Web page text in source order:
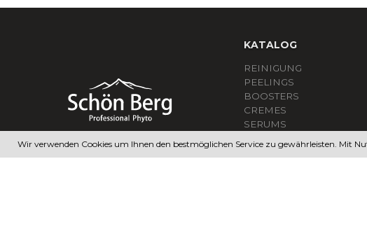
KATALOG
REINIGUNG
PEELINGS
BOOSTERS
CREMES
SERUMS
Wir verwenden Cookies um Ihnen den bestmöglichen Service zu gewährleisten. Mit